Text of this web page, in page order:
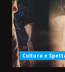
Cultura e